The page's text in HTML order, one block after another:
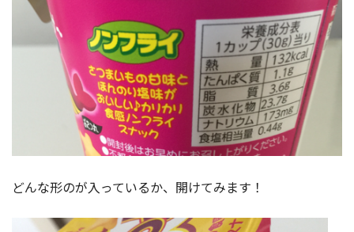
どんな形のが入っているか、開けてみます！